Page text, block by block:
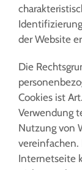
der Website
Die
Cookies ist
Verwendung
Nutzung von
vereinfachen.
Internetseite